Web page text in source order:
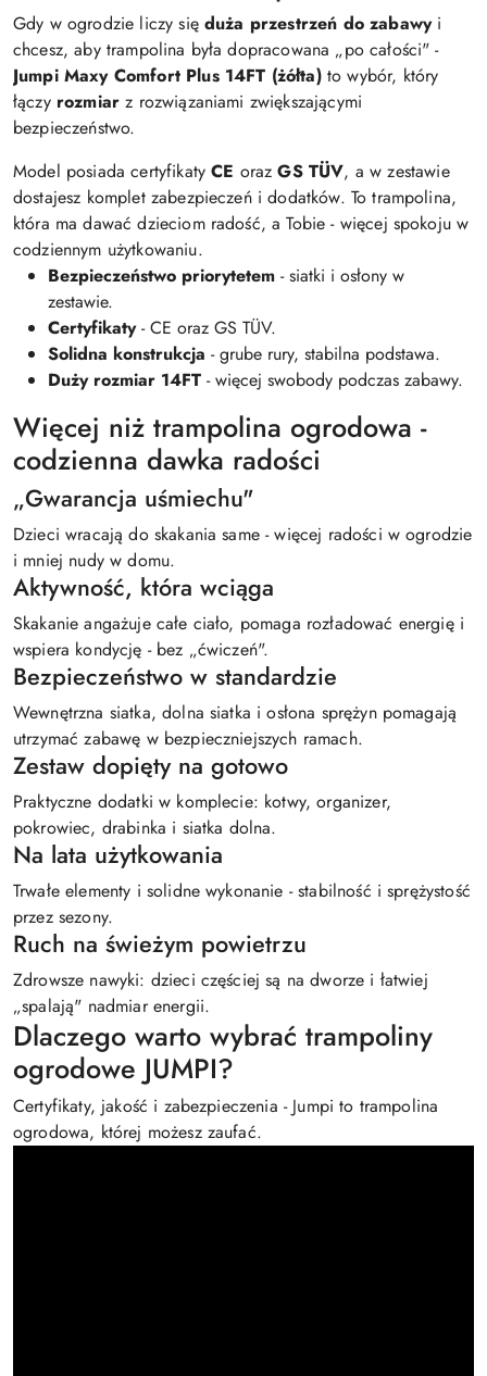
Gdy w ogrodzie liczy się duża przestrzeń do zabawyi
chcesz, aby trampolina była dopracowana „po całości" -
Jumpi Maxy Comfort Plus 14FT (żółta)to wybór, który
łączy rozmiar z rozwiązaniami zwiększającymi
bezpieczeństwo.
Model posiada certyfikatyCE orazGS TÜV, a w zestawie
dostajesz komplet zabezpieczeń i dodatków. To trampolina,
która ma dawać dzieciom radość, a Tobie - więcej spokoju w
codziennym użytkowaniu.
Bezpieczeństwo priorytetem - siatki i osłony w
zestawie.
Certyfikaty- CE oraz GS TÜV.
Solidna konstrukcja - grube rury, stabilna podstawa.
Duży rozmiar 14FT - więcej swobody podczas zabawy.
Więcej niż trampolina ogrodowa -
codzienna dawka radości
„Gwarancja uśmiechu"
Dzieci wracają do skakania same - więcej radości w ogrodzie
i mniej nudy w domu.
Aktywność, która wciąga
Skakanie angażuje całe ciało, pomaga rozładować energię i
wspiera kondycję - bez „ćwiczeń".
Bezpieczeństwo w standardzie
Wewnętrzna siatka, dolna siatka i osłona sprężyn pomagają
utrzymać zabawę w bezpieczniejszych ramach.
Zestaw dopięty na gotowo
Praktyczne dodatki w komplecie: kotwy, organizer,
pokrowiec, drabinka i siatka dolna.
Na lata użytkowania
Trwałe elementy i solidne wykonanie - stabilność i sprężystość
przez sezony.
Ruch na świeżym powietrzu
Zdrowsze nawyki: dzieci częściej są na dworze i łatwiej
„spalają" nadmiar energii.
Dlaczego warto wybrać trampoliny
ogrodowe JUMPI?
Certyfikaty, jakość i zabezpieczenia - Jumpi to trampolina
ogrodowa, której możesz zaufać.